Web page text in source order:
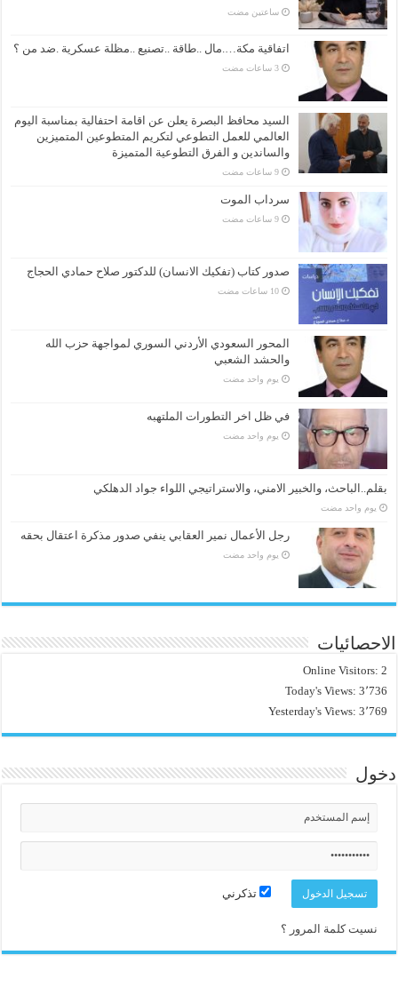
‏ساعتين مضت
اتفاقية مكة….مال ..طاقة ..تصنيع ..مظلة عسكرية .ضد من ؟
‏3 ساعات مضت
السيد محافظ البصرة يعلن عن اقامة احتفالية بمناسبة اليوم
العالمي للعمل التطوعي لتكريم المتطوعين المتميزين
والساندين و الفرق التطوعية المتميزة
‏9 ساعات مضت
سرداب الموت
‏9 ساعات مضت
صدور كتاب (تفكيك الانسان) للدكتور صلاح حمادي الحجاج
‏10 ساعات مضت
المحور السعودي الأردني السوري لمواجهة حزب الله
والحشد الشعبي
‏يوم واحد مضت
في ظل اخر التطورات الملتهبه
‏يوم واحد مضت
بقلم..الباحث، والخبير الامني، والاستراتيجي اللواء جواد الدهلكي
‏يوم واحد مضت
رجل الأعمال نمير العقابي ينفي صدور مذكرة اعتقال بحقه
‏يوم واحد مضت
الاحصائيات
Online Visitors: 2
Today's Views: 3٬736
Yesterday's Views: 3٬769
دخول
تذكرني
نسيت كلمة المرور ؟